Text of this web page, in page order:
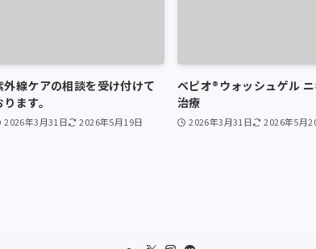
外線ケアの相談を受け付けて
ります。
2026年3月31日 2026年5月19日
ベピオ®ウォッシュゲル
治療
2026年3月31日 2026年5月